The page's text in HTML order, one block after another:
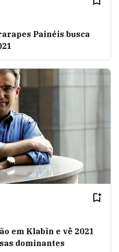
Painéis busca
em Klabin e vê 2021
dominantes